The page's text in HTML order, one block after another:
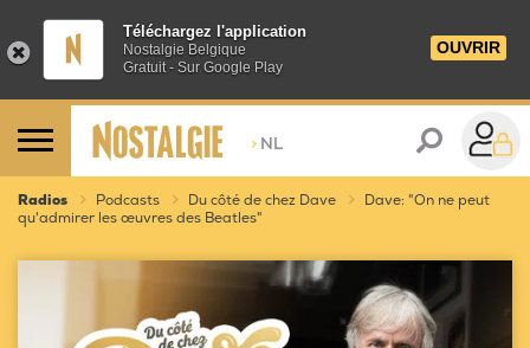
Téléchargez l'application
Nostalgie Belgique
Gratuit - Sur Google Play
OUVRIR
> NL
Radios Podcasts Du côté de chez Dave
Dave: "On ne peut
qu'admirer les œuvres des Beatles"